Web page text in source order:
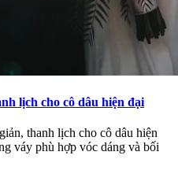
lịch cho cô dâu hiện đại
thanh lịch cho cô dâu hiện
váy phù hợp vóc dáng và bối